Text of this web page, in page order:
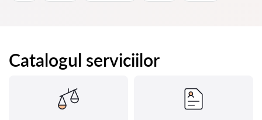
Catalogul serviciilor